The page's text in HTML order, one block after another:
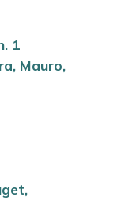
1
Mauro,